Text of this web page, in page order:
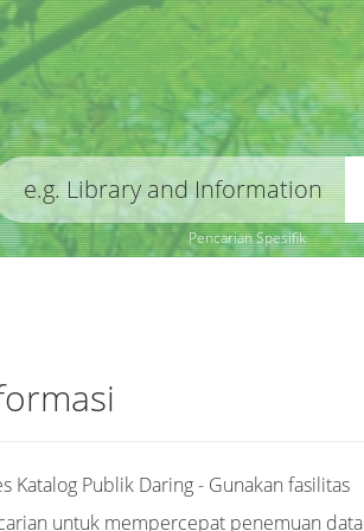
Pencarian Spesifik
Katalog Publik Daring - Gunakan fasilitas
untuk mempercepat penemuan data